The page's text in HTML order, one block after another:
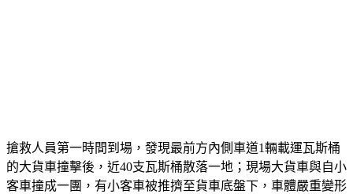
搶救人員第一時間到場，發現最前方內側車道1輛載運瓦斯桶
的大貨車撞擊後，近40支瓦斯桶散落一地；現場大貨車與自小
客車撞成一團，有小客車被推擠至貨車底盤下，車體嚴重變形